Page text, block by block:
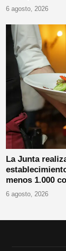
6 agosto, 2026
La Junta
menos 1.000
6 agosto, 2026